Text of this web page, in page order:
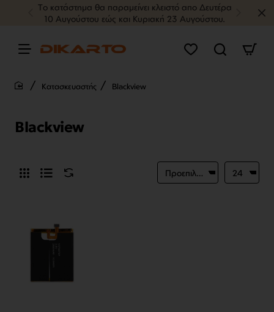
Tο κατάστημα θα παραμείνει κλειστό απο Δευτέρα
10 Αυγούστου εώς και Κυριακή 23 Αυγούστου.
Blackview
Κατασκευαστής Blackview